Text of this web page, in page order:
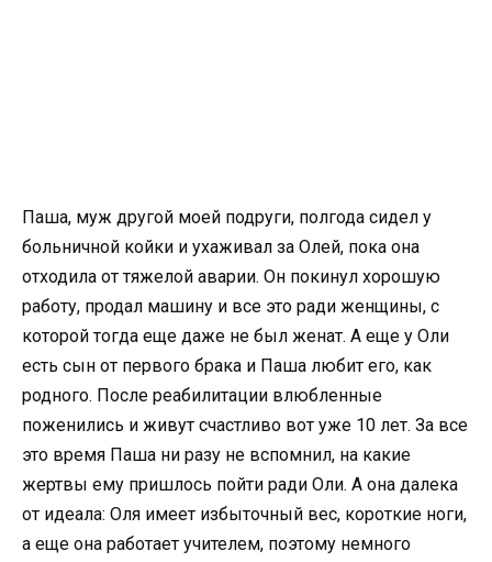
Паша, муж другой моей подруги, полгода сидел у
больничной койки и ухаживал за Олей, пока она
отходила от тяжелой аварии. Он покинул хорошую
работу, продал машину и все это ради женщины, с
которой тогда еще даже не был женат. А еще у Оли
есть сын от первого брака и Паша любит его, как
родного. После реабилитации влюбленные
поженились и живут счастливо вот уже 10 лет. За все
это время Паша ни разу не вспомнил, на какие
жертвы ему пришлось пойти ради Оли. А она далека
от идеала: Оля имеет избыточный вес, короткие ноги,
а еще она работает учителем, поэтому немного